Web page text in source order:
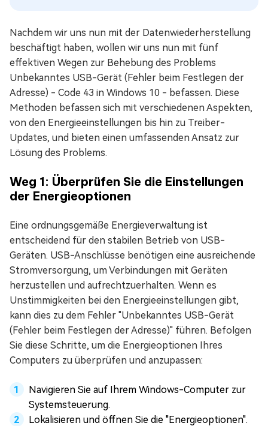
Nachdem wir uns nun mit der Datenwiederherstellung
beschäftigt haben, wollen wir uns nun mit fünf
effektiven Wegen zur Behebung des Problems
Unbekanntes USB-Gerät (Fehler beim Festlegen der
Adresse) - Code 43 in Windows 10 - befassen. Diese
Methoden befassen sich mit verschiedenen Aspekten,
von den Energieeinstellungen bis hin zu Treiber-
Updates, und bieten einen umfassenden Ansatz zur
Lösung des Problems.
Weg 1: Überprüfen Sie die Einstellungen
der Energieoptionen
Eine ordnungsgemäße Energieverwaltung ist
entscheidend für den stabilen Betrieb von USB-
Geräten. USB-Anschlüsse benötigen eine ausreichende
Stromversorgung, um Verbindungen mit Geräten
herzustellen und aufrechtzuerhalten. Wenn es
Unstimmigkeiten bei den Energieeinstellungen gibt,
kann dies zu dem Fehler "Unbekanntes USB-Gerät
(Fehler beim Festlegen der Adresse)" führen. Befolgen
Sie diese Schritte, um die Energieoptionen Ihres
Computers zu überprüfen und anzupassen:
Navigieren Sie auf Ihrem Windows-Computer zur
Systemsteuerung.
Lokalisieren und öffnen Sie die "Energieoptionen".